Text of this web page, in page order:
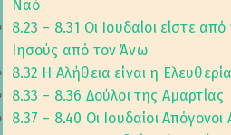
Ναό
8.23 – 8.31 Οι Ιουδαίοι είστε
Ιησούς από τον Άνω
8.32 Η Αλήθεια είναι η Ελευθερία
8.33 – 8.36 Δούλοι της Αμαρτίας
8.37 – 8.40 Οι Ιουδαίοι